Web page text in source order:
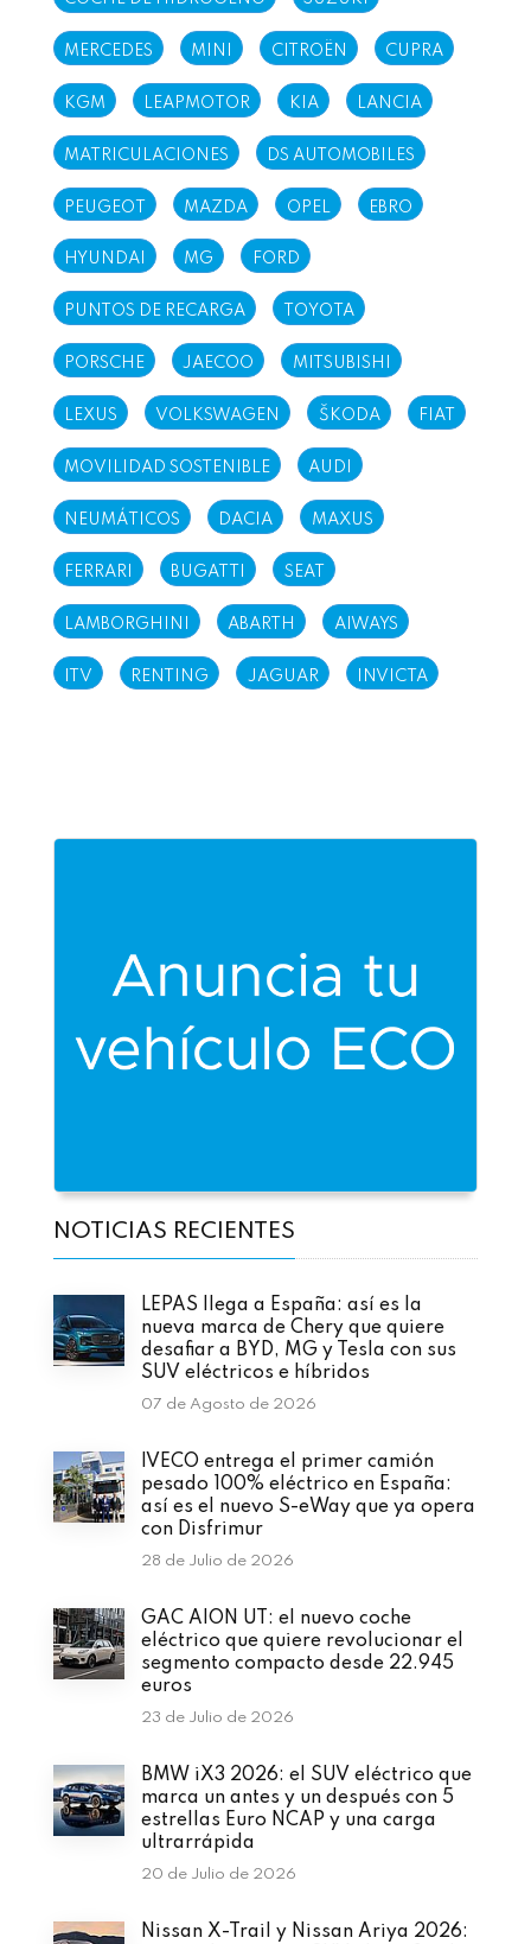
MERCEDES MINI CITROËN CUPRA
KGM LEAPMOTOR KIA LANCIA
MATRICULACIONES DS AUTOMOBILES
PEUGEOT MAZDA OPEL EBRO
HYUNDAI MG FORD
PUNTOS DE RECARGA TOYOTA
PORSCHE JAECOO MITSUBISHI
LEXUS VOLKSWAGEN ŠKODA FIAT
MOVILIDAD SOSTENIBLE AUDI
NEUMÁTICOS DACIA MAXUS
FERRARI BUGATTI SEAT
LAMBORGHINI ABARTH AIWAYS
ITV RENTING JAGUAR INVICTA
NOTICIAS RECIENTES
LEPAS llega a España: así es la
nueva marca de Chery que quiere
desafiar a BYD, MG y Tesla con sus
SUV eléctricos e híbridos
07 de Agosto de 2026
IVECO entrega el primer camión
pesado 100% eléctrico en España:
así es el nuevo S-eWay que ya opera
con Disfrimur
28 de Julio de 2026
GAC AION UT: el nuevo coche
eléctrico que quiere revolucionar el
segmento compacto desde 22.945
euros
23 de Julio de 2026
BMW iX3 2026: el SUV eléctrico que
marca un antes y un después con 5
estrellas Euro NCAP y una carga
ultrarrápida
20 de Julio de 2026
Nissan X-Trail y Nissan Ariya 2026: